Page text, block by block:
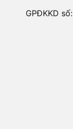
GPĐKKD